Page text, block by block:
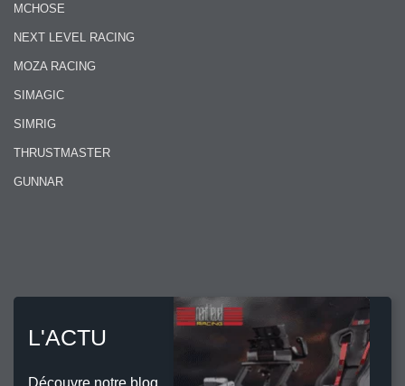
MCHOSE
NEXT LEVEL RACING
MOZA RACING
SIMAGIC
SIMRIG
THRUSTMASTER
GUNNAR
L'ACTU
Découvre notre blog